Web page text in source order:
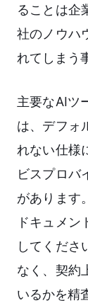
ることは企
社のノウハ
れてしまう
主要なAIツ
は、デフォ
れない仕様
ビスプロバ
があります
ドキュメン
してくださ
なく、契約
いるかを精